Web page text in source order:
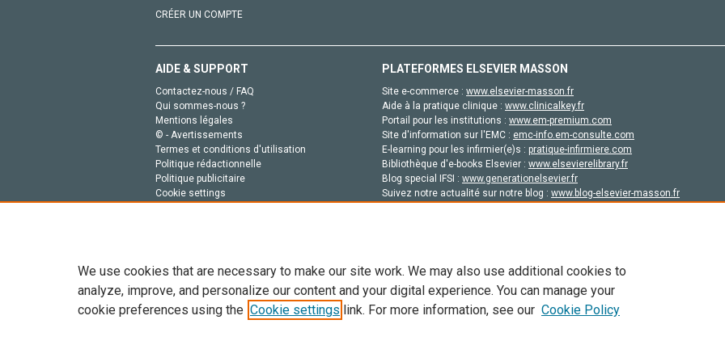
CRÉER UN COMPTE
AIDE & SUPPORT
Contactez-nous / FAQ
Qui sommes-nous ?
Mentions légales
© - Avertissements
Termes et conditions d'utilisation
Politique rédactionnelle
Politique publicitaire
Cookie settings
PLATEFORMES ELSEVIER MASSON
Site e-commerce : www.elsevier-masson.fr
Aide à la pratique clinique : www.clinicalkey.fr
Portail pour les institutions : www.em-premium.com
Site d'information sur l'EMC : emc-info.em-consulte.com
E-learning pour les infirmier(e)s : pratique-infirmiere.com
Bibliothèque d'e-books Elsevier : www.elsevierelibrary.fr
Blog special IFSI : www.generationelsevier.fr
Suivez notre actualité sur notre blog : www.blog-elsevier-masson.fr
Tout le contenu de ce site: Copyright © 2026 Elsevier, ses concédants de licence et ses contributeurs. Tout les droits sont réservés,
de données, a la formation en IA et aux technologies similaires. Pour tout contenu en libre accès, les conditions de licence
We use cookies that are necessary to make our site work. We may also use additional cookies to
analyze, improve, and personalize our content and your digital experience. You can manage your
cookie preferences using the Cookie settings link. For more information, see our Cookie Policy